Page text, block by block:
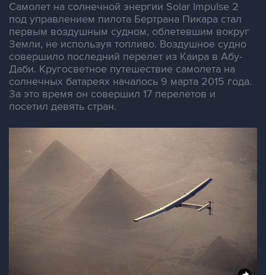
Самолет на солнечной энергии Solar Impulse 2
под управлением пилота Бертрана Пикара стал
первым воздушным судном, облетевшим вокруг
Земли, не используя топливо. Воздушное судно
совершило последний перелет из Каира в Абу-
Даби. Кругосветное путешествие самолета на
солнечных батареях началось 9 марта 2015 года.
За это время он совершил 17 перелетов и
посетил девять стран.